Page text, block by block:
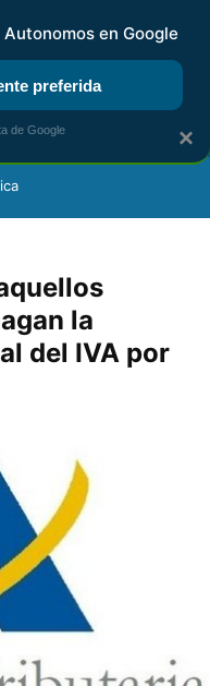
DIGITAL RENTA
la
del IVA por
×
en Google
preferida
de Google